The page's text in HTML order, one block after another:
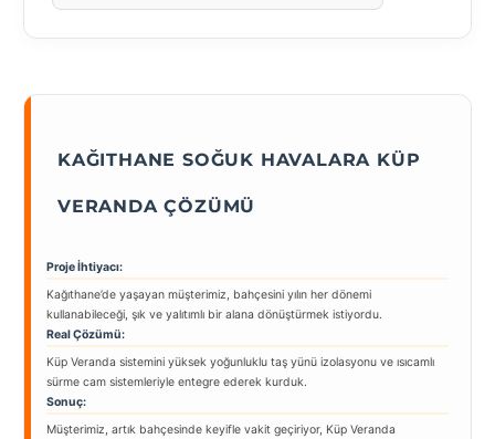
KAĞITHANE SOĞUK HAVALARA KÜP
VERANDA ÇÖZÜMÜ
Proje İhtiyacı:
Kağıthane’de yaşayan müşterimiz, bahçesini yılın her dönemi
kullanabileceği, şık ve yalıtımlı bir alana dönüştürmek istiyordu.
Real Çözümü:
Küp Veranda sistemini yüksek yoğunluklu taş yünü izolasyonu ve ısıcamlı
sürme cam sistemleriyle entegre ederek kurduk.
Sonuç:
Müşterimiz, artık bahçesinde keyifle vakit geçiriyor, Küp Veranda